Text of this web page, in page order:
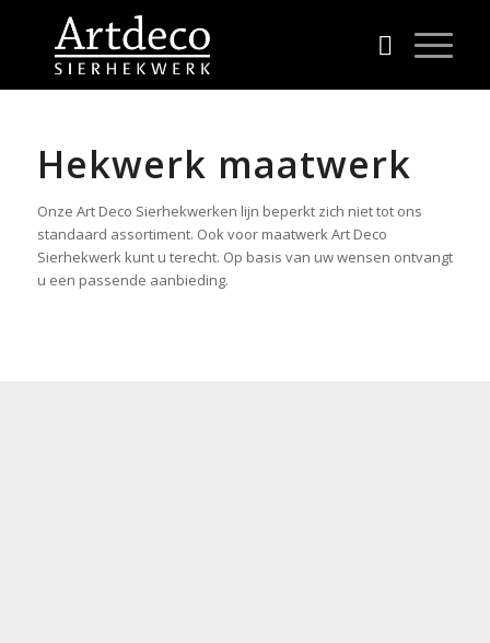
Hekwerk maatwerk
Onze Art Deco Sierhekwerken lijn beperkt zich niet tot ons
standaard assortiment. Ook voor maatwerk Art Deco
Sierhekwerk kunt u terecht. Op basis van uw wensen ontvangt
u een passende aanbieding.